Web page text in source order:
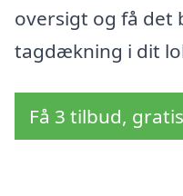
oversigt og få det
tagdækning i dit
Få 3 tilbud,